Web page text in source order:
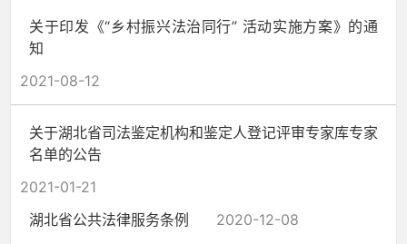
关于印发《“乡村振兴法治同行” 活动实施方案》的通
知
2021-08-12
关于湖北省司法鉴定机构和鉴定人登记评审专家库专家
名单的公告
2021-01-21
湖北省公共法律服务条例
2020-12-08